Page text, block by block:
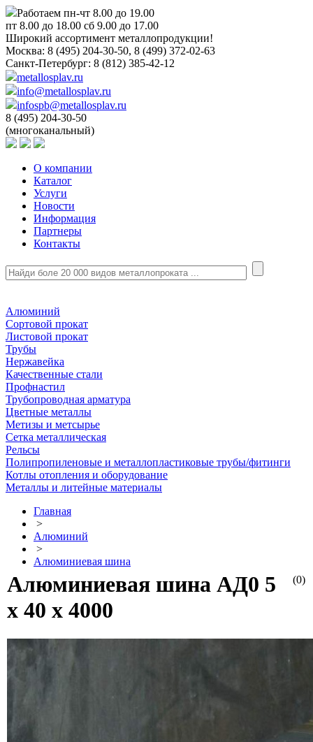
Работаем пн-чт 8.00 до 19.00
пт 8.00 до 18.00 сб 9.00 до 17.00
Широкий ассортимент металлопродукции!
Москва: 8 (495) 204-30-50, 8 (499) 372-02-63
Санкт-Петербург: 8 (812) 385-42-12
metallosplav.ru
info@metallosplav.ru
infospb@metallosplav.ru
8 (495) 204-30-50
(многоканальный)
О компании
Каталог
Услуги
Новости
Информация
Партнеры
Контакты
Алюминий
Сортовой прокат
Листовой прокат
Трубы
Нержавейка
Качественные стали
Профнастил
Трубопроводная арматура
Цветные металлы
Метизы и метсырье
Сетка металлическая
Рельсы
Полипропиленовые и металлопластиковые трубы/фитинги
Котлы отопления и оборудование
Металлы и литейные материалы
Главная
>
Алюминий
>
Алюминиевая шина
(0)
Алюминиевая шина АД0 5
х 40 х 4000